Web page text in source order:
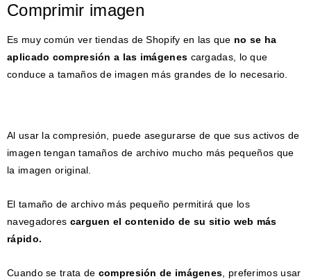
Comprimir imagen
Es muy común ver tiendas de Shopify en las que no se ha
aplicado compresión a las imágenes cargadas, lo que
conduce a tamaños de imagen más grandes de lo necesario.
Al usar la compresión, puede asegurarse de que sus activos de
imagen tengan tamaños de archivo mucho más pequeños que
la imagen original.
El tamaño de archivo más pequeño permitirá que los
navegadores carguen el contenido de su sitio web más
rápido.
Cuando se trata de compresión de imágenes , preferimos usar